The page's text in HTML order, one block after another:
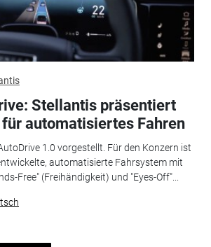
Stellantis präsentiert
automatisiertes Fahren
1.0 vorgestellt. Für den Konzern ist
automatisierte Fahrsystem mit
Free" (Freihändigkeit) und "Eyes-Off"...